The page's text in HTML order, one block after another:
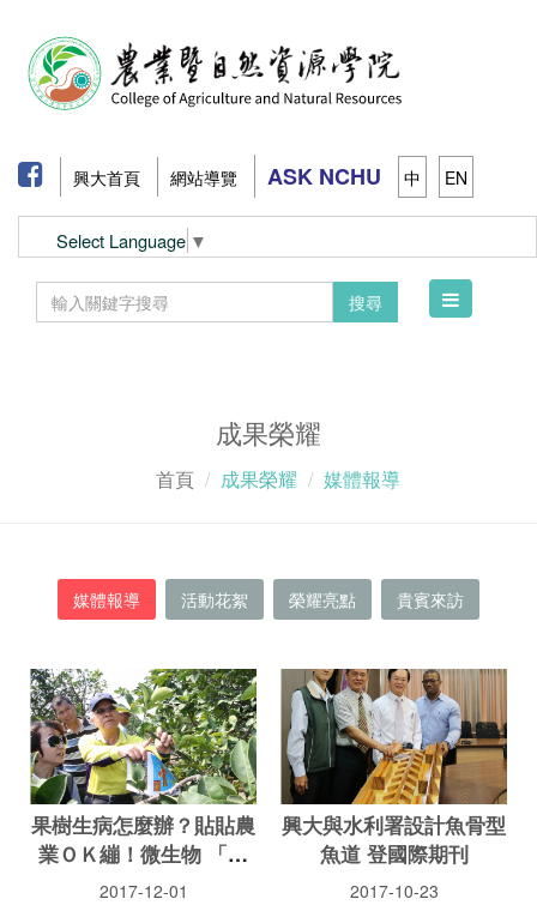
興大首頁 網站導覽 ASK NCHU 中 EN
Select Language ▼
搜尋
Toggle
成果榮耀
首頁 成果榮耀 媒體報導
媒體報導 活動花絮 榮耀亮點 貴賓來訪
果樹生病怎麼辦？貼貼農
業ＯＫ繃！微生物 「猴
子猴孫」來幫忙
2017-12-01
興大與水利署設計魚骨型
魚道 登國際期刊
2017-10-23